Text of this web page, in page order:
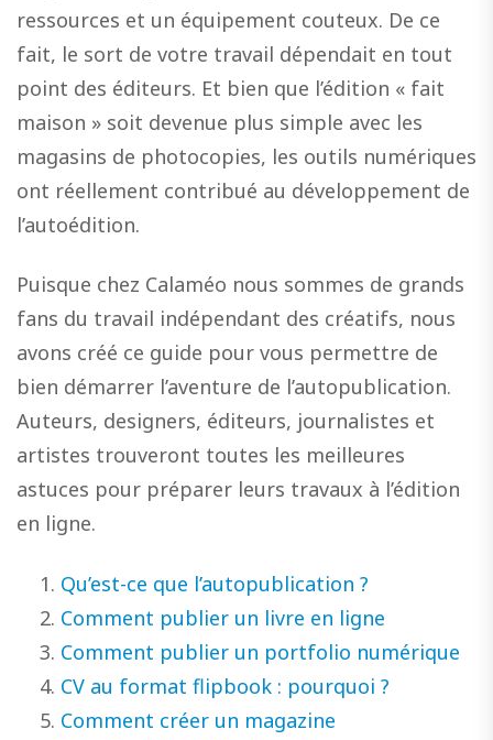
ressources et un équipement couteux. De ce
fait, le sort de votre travail dépendait en tout
point des éditeurs. Et bien que l’édition « fait
maison » soit devenue plus simple avec les
magasins de photocopies, les outils numériques
ont réellement contribué au développement de
l’autoédition.
Puisque chez Calaméo nous sommes de grands
fans du travail indépendant des créatifs, nous
avons créé ce guide pour vous permettre de
bien démarrer l’aventure de l’autopublication.
Auteurs, designers, éditeurs, journalistes et
artistes trouveront toutes les meilleures
astuces pour préparer leurs travaux à l’édition
en ligne.
Qu’est-ce que l’autopublication ?
Comment publier un livre en ligne
Comment publier un portfolio numérique
CV au format flipbook : pourquoi ?
Comment créer un magazine